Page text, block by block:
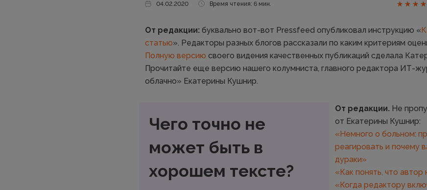
04.02.2020 Время чтения: 6 мин.
От редакции: буквально вот-вот Pressfeed опубликовал инструкцию «
статью». Редакторы разных блогов рассказали по каким критериям
Полную версию своего видения качественных публикаций сделала
Прочитайте еще версию нашего колумниста, главного редактора ИТ-
облачно» Екатерины Кушнир.
Чего точно не
может быть в
хорошем тексте?
От редакции. Не
от Екатерины Кушнир:
«Немного о больном:
реагировать и почему
дураки»
«Как понять, что
«Когда редактору